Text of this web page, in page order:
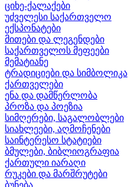
ციხე-ქალაქები
უძველესი საქართველო
ექსპონატები
მითები და ლეგენდები
საქართველოს მეფეები
მემატიანე
ტრადიციები და სიმბოლიკა
ქართველები
ენა და დამწერლობა
პროზა და პოეზია
სიმღერები, საგალობლები
სიახლეები, აღმოჩენები
საინტერესო სტატიები
ბმულები, ბიბლიოგრაფია
ქართული იარაღი
რუკები და მარშრუტები
ბუნება